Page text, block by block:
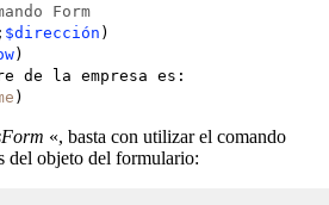
Form
$dirección )
)
de la empresa es:
)
«, basta con utilizar el comando
del objeto del formulario: